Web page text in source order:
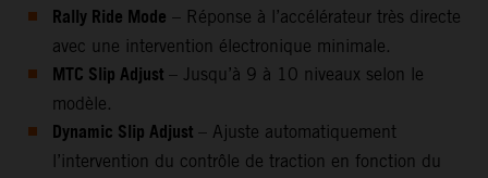
Rally Ride Mode – Réponse à l’accélérateur très directe
avec une intervention électronique minimale.
MTC Slip Adjust – Jusqu’à 9 à 10 niveaux selon le
modèle.
Dynamic Slip Adjust – Ajuste automatiquement
l’intervention du contrôle de traction en fonction du